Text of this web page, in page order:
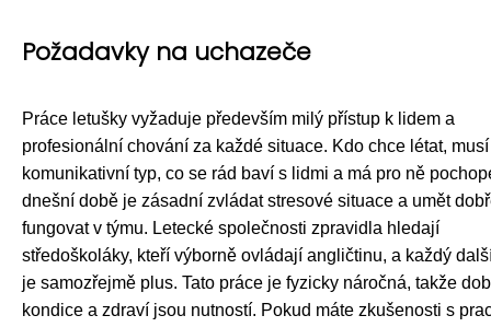
Požadavky na uchazeče
Práce letušky vyžaduje především milý přístup k lidem a
profesionální chování za každé situace. Kdo chce létat,
komunikativní typ, co se rád baví s lidmi a má pro ně
dnešní době je zásadní zvládat stresové situace a umět
fungovat v týmu. Letecké společnosti zpravidla hledají
středoškoláky, kteří výborně ovládají angličtinu, a každý
je samozřejmě plus. Tato práce je fyzicky náročná, takže
kondice a zdraví jsou nutností. Pokud máte zkušenosti s